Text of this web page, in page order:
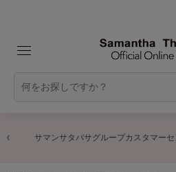
サマンサタバサグループカスタマー